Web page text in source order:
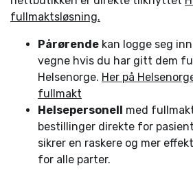
fullmaktsløsning.
Pårørende kan logge seg
vegne hvis du har gitt dem
Helsenorge. Her på
fullmakt
Helsepersonell
med
bestillinger direkte for
sikrer en raskere og mer
for alle parter.